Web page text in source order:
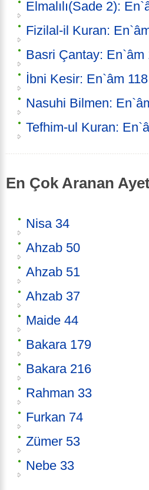
Elmalılı(Sade 2):
Fizilal-il Kuran:
Basri Çantay: En`âm
İbni Kesir: En`âm 118
Nasuhi Bilmen:
Tefhim-ul Kuran:
En Çok Aranan
Nisa 34
Ahzab 50
Ahzab 51
Ahzab 37
Maide 44
Bakara 179
Bakara 216
Rahman 33
Furkan 74
Zümer 53
Nebe 33